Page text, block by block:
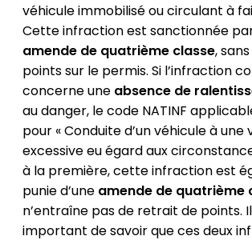
véhicule immobilisé ou circulant à
Cette infraction est sanctionnée
amende de quatrième classe,
points sur le permis. Si l’infraction
concerne une absence de
au danger, le code NATINF
pour « Conduite d’un véhicule à une
excessive eu égard aux
à la première, cette infraction est
punie d’une amende de quatrième
n’entraîne pas de retrait de points.
important de savoir que ces deux